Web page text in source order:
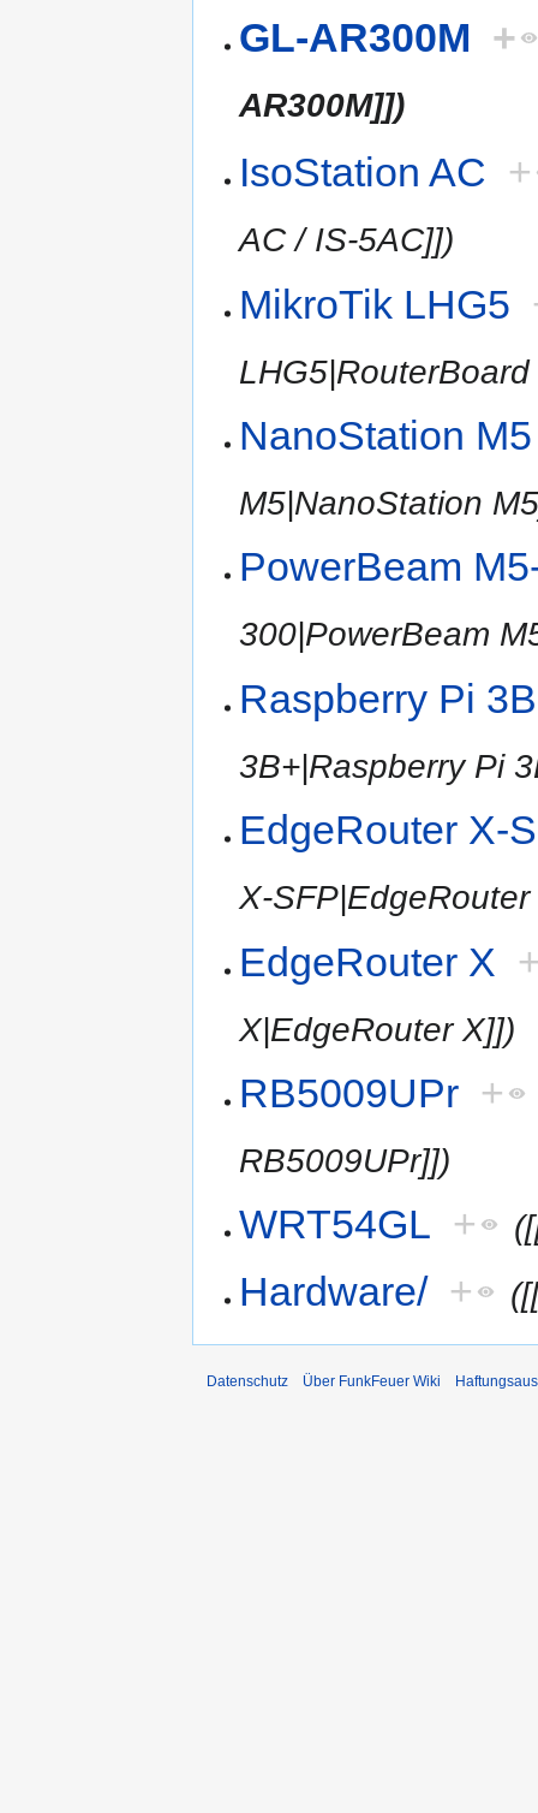
GL-AR300M +
AR300M]])
IsoStation AC +
AC / IS-5AC]])
MikroTik LHG5
NanoStation M5
M5|NanoStation
PowerBeam
300|PowerBeam
Raspberry Pi
3B+|Raspberry Pi
EdgeRouter X-
X-
EdgeRouter X
X|EdgeRouter X]])
RB5009UPr +
RB5009UPr]])
WRT54GL +
Hardware/ +
Datenschutz Über FunkFeuer Wiki